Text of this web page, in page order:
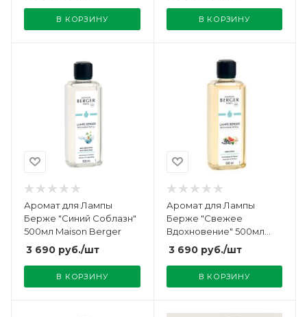
В КОРЗИНУ В КОРЗИНУ
Аромат для Лампы
Берже "Синий Соблазн"
500мл Maison Berger
3 690 руб./шт
В КОРЗИНУ
Аромат для Лампы
Берже "Свежее
Вдохновение" 500мл
Maison Berger
3 690руб./шт
В КОРЗИНУ